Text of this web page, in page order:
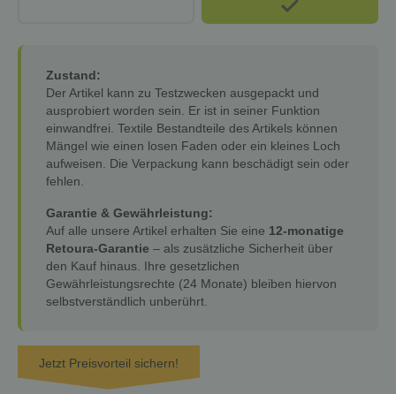
Zustand:
Der Artikel kann zu Testzwecken ausgepackt und
ausprobiert worden sein. Er ist in seiner Funktion
einwandfrei. Textile Bestandteile des Artikels können
Mängel wie einen losen Faden oder ein kleines Loch
aufweisen. Die Verpackung kann beschädigt sein oder
fehlen.
Garantie & Gewährleistung:
Auf alle unsere Artikel erhalten Sie eine 12-monatige
Retoura-Garantie – als zusätzliche Sicherheit über
den Kauf hinaus. Ihre gesetzlichen
Gewährleistungsrechte (24 Monate) bleiben hiervon
selbstverständlich unberührt.
Jetzt Preisvorteil sichern!